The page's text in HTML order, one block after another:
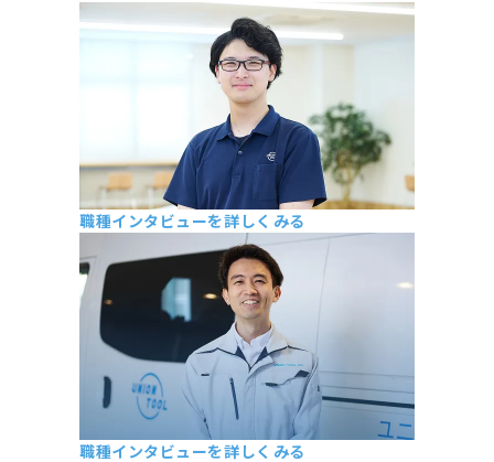
第一工具技術部 S・H
2023年新卒入社（大学院卒）
生産技術部 S・W
2023年新卒入社（大学院卒）
職種インタビューを詳しくみる
職種インタビューを詳しくみる